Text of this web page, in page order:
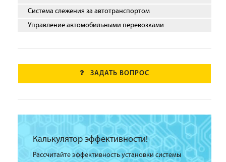
Система слежения за автотранспортом
Управление автомобильными перевозками
ЗАДАТЬ ВОПРОС
Калькулятор эффективности!
Рассчитайте эффективность установки системы